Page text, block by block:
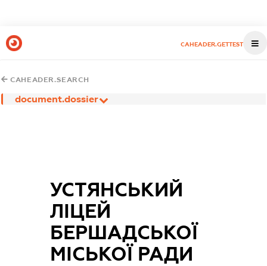
CAHEADER.GETTEST
CAHEADER.SEARCH
document.dossier
УСТЯНСЬКИЙ
ЛІЦЕЙ
БЕРШАДСЬКОЇ
МІСЬКОЇ РАДИ